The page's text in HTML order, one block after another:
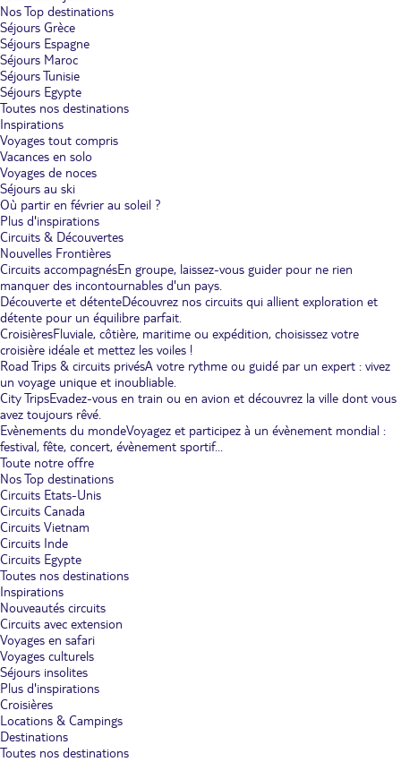
Nos Top destinations
Séjours Grèce
Séjours Espagne
Séjours Maroc
Séjours Tunisie
Séjours Egypte
Toutes nos destinations
Inspirations
Voyages tout compris
Vacances en solo
Voyages de noces
Séjours au ski
Où partir en février au soleil ?
Plus d'inspirations
Circuits & Découvertes
Nouvelles Frontières
Circuits accompagnésEn groupe, laissez-vous guider pour ne rien
manquer des incontournables d'un pays.
Découverte et détenteDécouvrez nos circuits qui allient exploration et
détente pour un équilibre parfait.
CroisièresFluviale, côtière, maritime ou expédition, choisissez votre
croisière idéale et mettez les voiles !
Road Trips & circuits privésA votre rythme ou guidé par un expert : vivez
un voyage unique et inoubliable.
City TripsEvadez-vous en train ou en avion et découvrez la ville dont vous
avez toujours rêvé.
Evènements du mondeVoyagez et participez à un évènement mondial :
festival, fête, concert, évènement sportif...
Toute notre offre
Nos Top destinations
Circuits Etats-Unis
Circuits Canada
Circuits Vietnam
Circuits Inde
Circuits Egypte
Toutes nos destinations
Inspirations
Nouveautés circuits
Circuits avec extension
Voyages en safari
Voyages culturels
Séjours insolites
Plus d'inspirations
Croisières
Locations & Campings
Destinations
Toutes nos destinations